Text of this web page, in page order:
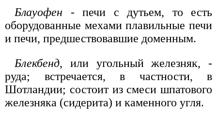
Блауофен - печи с дутьем, то есть
оборудованные мехами плавильные печи
и печи, предшествовавшие доменным.
Блекбенд, или угольный железняк, -
руда; встречается, в частности, в
Шотландии; состоит из смеси шпатового
железняка (сидерита) и каменного угля.